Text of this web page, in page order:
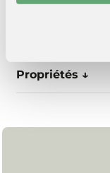
Propriétés ↓